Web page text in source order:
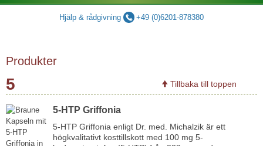
Hjälp & rådgivning +49 (0)6201-878380
Produkter
5 Tillbaka till toppen
5-HTP Griffonia
5-HTP Griffonia enligt Dr. med. Michalzik är ett
högkvalitativt kosttillskott med 100 mg 5-